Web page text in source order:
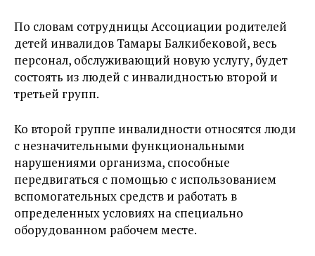
По словам сотрудницы Ассоциации родителей
детей инвалидов Тамары Балкибековой, весь
персонал, обслуживающий новую услугу, будет
состоять из людей с инвалидностью второй и
третьей групп.
Ко второй группе инвалидности относятся люди
с незначительными функциональными
нарушениями организма, способные
передвигаться с помощью с использованием
вспомогательных средств и работать в
определенных условиях на специально
оборудованном рабочем месте.